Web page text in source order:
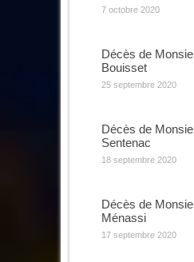
7 octobre 2020
Décès de
Bouisset
25 septembre 2020
Décès de
Sentenac
18 septembre 2020
Décès de
Ménassi
17 septembre 2020